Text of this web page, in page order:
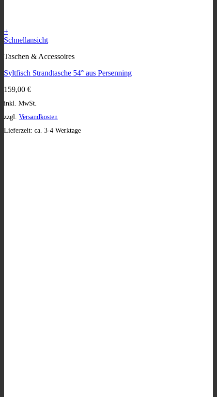
+
Dieses
weist
Varianten
Die
Optionen
auf
der
Produktseite
Schnellansicht
Taschen & Accessoires
Syltfisch Strandtasche 54° aus Persenning
159,00 €
inkl. MwSt.
zzgl. Versandkosten
Lieferzeit: ca. 3-4 Werktage